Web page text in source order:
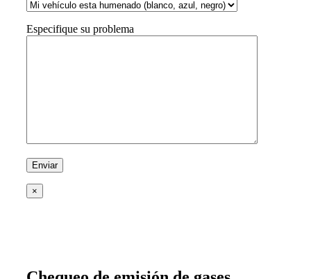
Especifique su problema
×